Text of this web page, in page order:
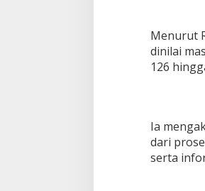
Menurut
dinilai
126
Ia
dari
serta